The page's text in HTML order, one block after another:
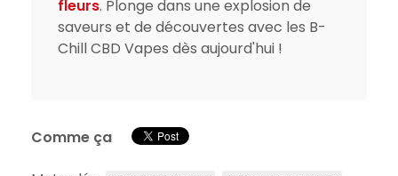
fleurs. Plonge dans une explosion de
saveurs et de découvertes avec les B-
Chill CBD Vapes dès aujourd'hui !
Comme ça